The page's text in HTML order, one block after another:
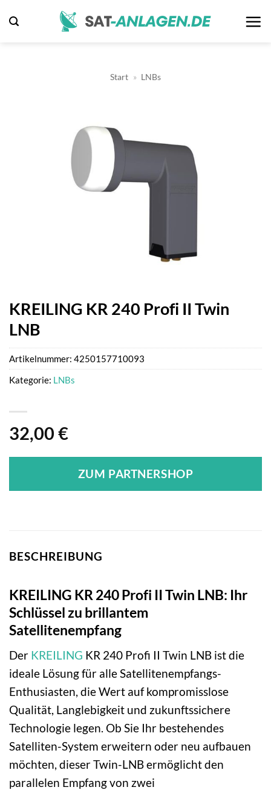
Inhalt
Start » LNBs
KREILING KR 240 Profi II Twin
LNB
32,00 €
ZUM PARTNERSHOP
Artikelnummer: 4250157710093
Kategorie: LNBs
BESCHREIBUNG
KREILING KR 240 Profi II Twin LNB: Ihr
Schlüssel zu brillantem
Satellitenempfang
Der KREILING KR 240 Profi II Twin LNB ist die
ideale Lösung für alle Satellitenempfangs-
Enthusiasten, die Wert auf kompromisslose
Qualität, Langlebigkeit und zukunftssichere
Technologie legen. Ob Sie Ihr bestehendes
Satelliten-System erweitern oder neu aufbauen
möchten, dieser Twin-LNB ermöglicht den
parallelen Empfang von zwei